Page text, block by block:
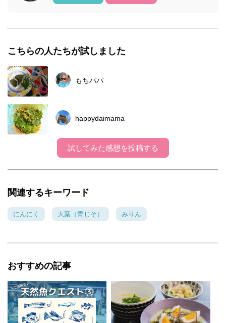
こちらの人たちが試しました
もちパパ
happydaimama
試してみた感想を投稿する
関連するキーワード
にんにく 大葉（青じそ） みりん
おすすめの記事